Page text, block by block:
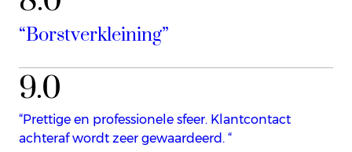
“Borstverkleining”
9.0
“Prettige en professionele sfeer. Klantcontact
achteraf wordt zeer gewaardeerd. “